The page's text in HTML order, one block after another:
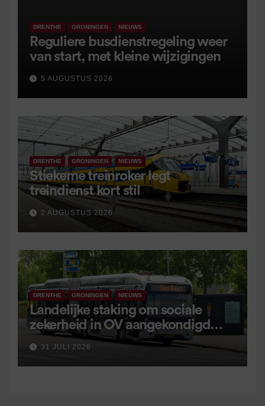
DRENTHE GRONINGEN NIEUWS
Reguliere busdienstregeling weer
van start, met kleine wijzigingen
5 AUGUSTUS 2026
DRENTHE GRONINGEN NIEUWS
Stiekeme treinroker legt
treindienst kort stil
2 AUGUSTUS 2026
DRENTHE GRONINGEN NIEUWS
Landelijke staking om sociale
zekerheid in OV aangekondigd
voor 9 september
31 JULI 2026